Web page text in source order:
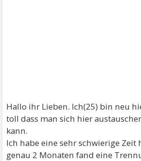
Hallo ihr Lieben. Ich(25) bin neu
toll dass man sich hier
kann.
Ich habe eine sehr schwierige Zeit
genau 2 Monaten fand eine